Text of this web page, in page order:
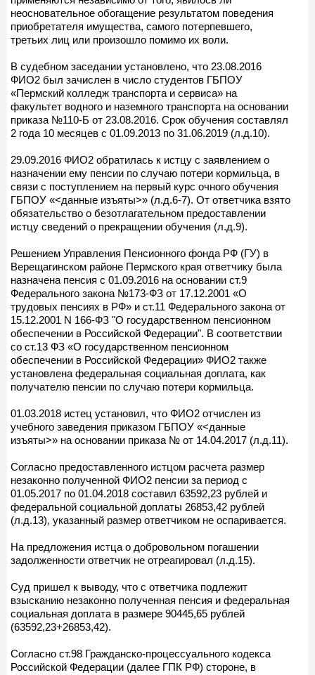
неосновательное обогащение результатом поведения
приобретателя имущества, самого потерпевшего,
третьих лиц или произошло помимо их воли.
В судебном заседании установлено, что 23.08.2016
ФИО2 был зачислен в число студентов ГБПОУ
«Пермский колледж транспорта и сервиса» на
факультет водного и наземного транспорта на основании
приказа №110-Б от 23.08.2016. Срок обучения составлял
2 года 10 месяцев с 01.09.2013 по 31.06.2019 (л.д.10).
29.09.2016 ФИО2 обратилась к истцу с заявлением о
назначении ему пенсии по случаю потери кормильца, в
связи с поступлением на первый курс очного обучения
ГБПОУ «<данные изъяты>» (л.д.6-7). От ответчика взято
обязательство о безотлагательном предоставлении
истцу сведений о прекращении обучения (л.д.9).
Решением Управления Пенсионного фонда РФ (ГУ) в
Верещагинском районе Пермского края ответчику была
назначена пенсия с 01.09.2016 на основании ст.9
Федерального закона №173-ФЗ от 17.12.2001 «О
трудовых пенсиях в РФ» и ст.11 Федерального закона от
15.12.2001 N 166-ФЗ "О государственном пенсионном
обеспечении в Российской Федерации". В соответствии
со ст.13 ФЗ «О государственном пенсионном
обеспечении в Российской Федерации» ФИО2 также
установлена федеральная социальная доплата, как
получателю пенсии по случаю потери кормильца.
01.03.2018 истец установил, что ФИО2 отчислен из
учебного заведения приказом ГБПОУ «<данные
изъяты>» на основании приказа № от 14.04.2017 (л.д.11).
Согласно предоставленного истцом расчета размер
незаконно полученной ФИО2 пенсии за период с
01.05.2017 по 01.04.2018 составил 63592,23 рублей и
федеральной социальной доплаты 26853,42 рублей
(л.д.13), указанный размер ответчиком не оспаривается.
На предложения истца о добровольном погашении
задолженности ответчик не отреагировал (л.д.15).
Суд пришел к выводу, что с ответчика подлежит
взысканию незаконно полученная пенсия и федеральная
социальная доплата в размере 90445,65 рублей
(63592,23+26853,42).
Согласно ст.98 Гражданско-процессуального кодекса
Российской Федерации (далее ГПК РФ) стороне, в